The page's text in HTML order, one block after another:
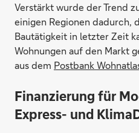
Verstärkt wurde der Trend
einigen Regionen dadurch,
Bautätigkeit in letzter Zeit
Wohnungen auf den Markt
aus dem Postbank
Finanzierung für
Express- und